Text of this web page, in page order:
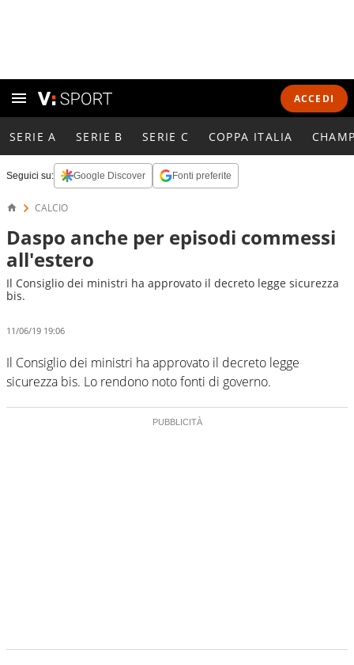
ACCEDI
SERIE A SERIE B SERIE C COPPA ITALIA
Seguici su: Google Discover Fonti preferite
CALCIO
Daspo anche per episodi commessi
all'estero
Il Consiglio dei ministri ha approvato il decreto legge sicurezza
bis.
11/06/19 19:06
Il Consiglio dei ministri ha approvato il decreto legge
sicurezza bis. Lo rendono noto fonti di governo.